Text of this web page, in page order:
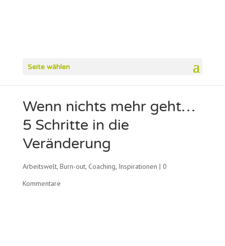
Seite wählen
Wenn nichts mehr geht…
5 Schritte in die
Veränderung
Arbeitswelt, Burn-out, Coaching, Inspirationen | 0
Kommentare